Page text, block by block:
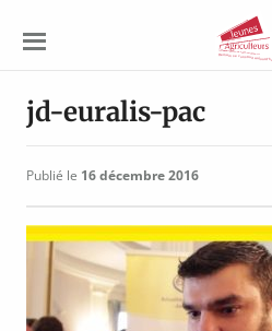
Agriculteurs
jd-euralis-pac
Publié le 16 décembre 2016